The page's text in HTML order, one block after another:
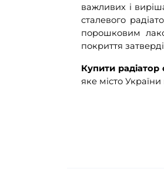
важливих і
сталевого
порошковим
покриття
Купити
яке місто